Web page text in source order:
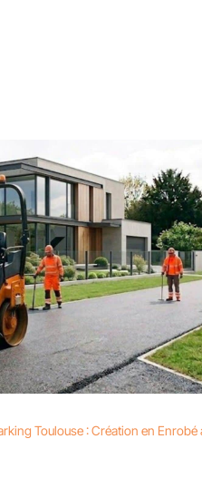
Toulouse : Création en Enrobé